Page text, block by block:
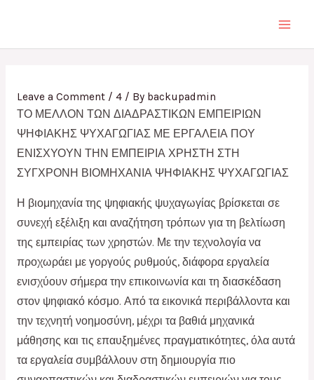
content
Leave a Comment / 4/ By backupadmin
ΤΟ ΜΕΛΛΟΝ ΤΩΝ ΔΙΑΔΡΑΣΤΙΚΩΝ ΕΜΠΕΙΡΙΩΝ
ΨΗΦΙΑΚΗΣ ΨΥΧΑΓΩΓΙΑΣ ΜΕ ΕΡΓΑΛΕΙΑ ΠΟΥ
ΕΝΙΣΧΥΟΥΝ ΤΗΝ ΕΜΠΕΙΡΙΑ ΧΡΗΣΤΗ ΣΤΗ
ΣΥΓΧΡΟΝΗ ΒΙΟΜΗΧΑΝΙΑ ΨΗΦΙΑΚΗΣ ΨΥΧΑΓΩΓΙΑΣ
Η βιομηχανία της ψηφιακής ψυχαγωγίας βρίσκεται σε
συνεχή εξέλιξη και αναζήτηση τρόπων για τη βελτίωση
της εμπειρίας των χρηστών. Με την τεχνολογία να
προχωράει με γοργούς ρυθμούς, διάφορα εργαλεία
ενισχύουν σήμερα την επικοινωνία και τη διασκέδαση
στον ψηφιακό κόσμο. Από τα εικονικά περιβάλλοντα και
την τεχνητή νοημοσύνη, μέχρι τα βαθιά μηχανικά
μάθησης και τις επαυξημένες πραγματικότητες, όλα αυτά
τα εργαλεία συμβάλλουν στη δημιουργία πιο